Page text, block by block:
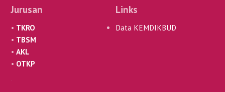
Jurusan
• TKRO
• TBSM
•AKL
• OTKP
Links
Data KEMDIKBUD